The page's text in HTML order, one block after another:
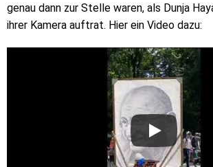
genau dann zur Stelle waren, als Dunja
ihrer Kamera auftrat. Hier ein Video dazu: